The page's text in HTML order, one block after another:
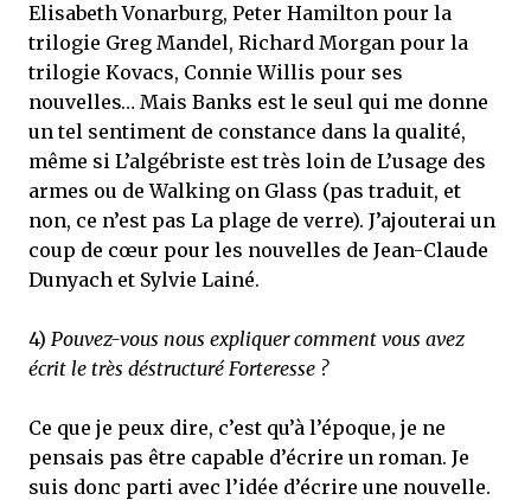
Elisabeth Vonarburg, Peter Hamilton pour la
trilogie Greg Mandel, Richard Morgan pour la
trilogie Kovacs, Connie Willis pour ses
nouvelles… Mais Banks est le seul qui me donne
un tel sentiment de constance dans la qualité,
même si L’algébriste est très loin de L’usage des
armes ou de Walking on Glass (pas traduit, et
non, ce n’est pas La plage de verre). J’ajouterai un
coup de cœur pour les nouvelles de Jean-Claude
Dunyach et Sylvie Lainé.
4) Pouvez-vous nous expliquer comment vous avez
écrit le très déstructuré Forteresse ?
Ce que je peux dire, c’est qu’à l’époque, je ne
pensais pas être capable d’écrire un roman. Je
suis donc parti avec l’idée d’écrire une nouvelle.